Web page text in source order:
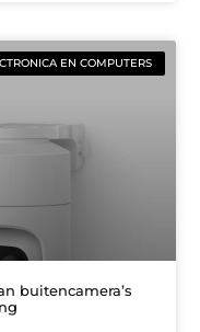
EN COMPUTERS
buitencamera’s